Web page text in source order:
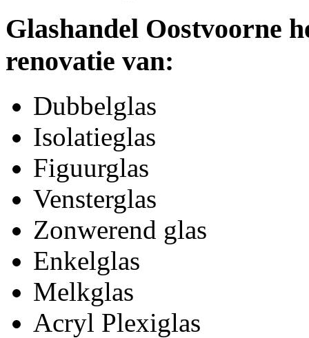
Glashandel Oostvoorne
renovatie van:
Dubbelglas
Isolatieglas
Figuurglas
Vensterglas
Zonwerend glas
Enkelglas
Melkglas
Acryl Plexiglas